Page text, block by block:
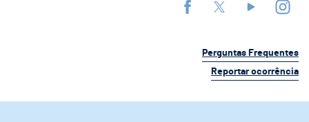
Perguntas Frequentes
Reportar ocorrência